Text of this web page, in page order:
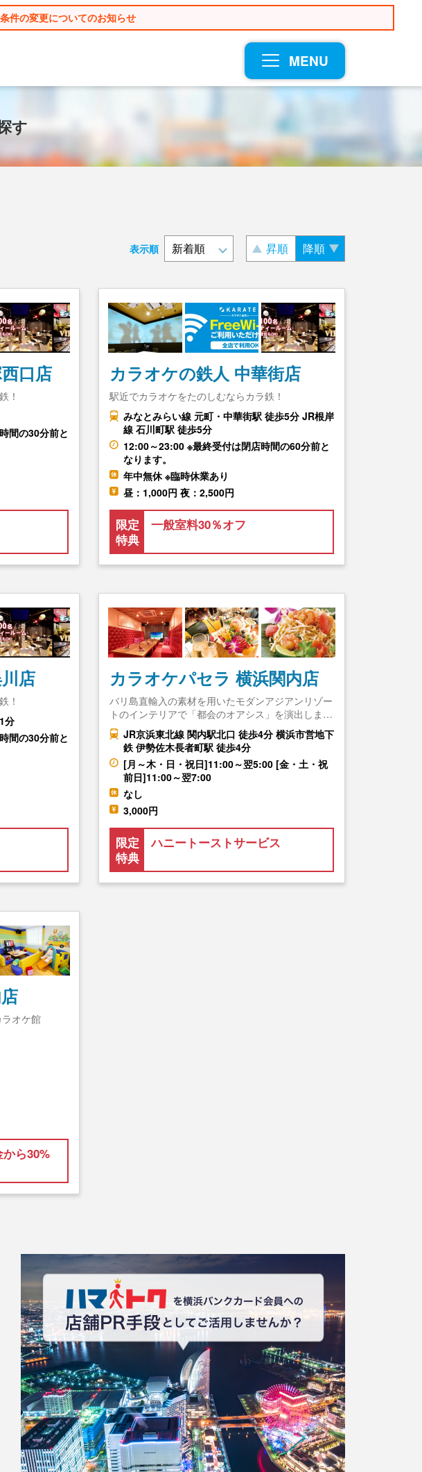
件の変更についてのお知らせ
MENU
す
表示順 昇順 降順
口店
！
間の30分前と
カラオケの鉄人 中華街店
駅近でカラオケをたのしむならカラ鉄！
みなとみらい線 元町・中華街駅 徒歩5分 JR根岸
線 石川町駅 徒歩5分
12:00～23:00 ※最終受付は閉店時間の60分前と
なります。
年中無休 ※臨時休業あり
昼：1,000円 夜：2,500円
限定
特典
一般室料30％オフ
店
！
分
間の30分前と
カラオケパセラ 横浜関内店
バリ島直輸入の素材を用いたモダンアジアンリゾー
トのインテリアで「都会のオアシス」を演出しま…
JR京浜東北線 関内駅北口 徒歩4分 横浜市営地下
鉄 伊勢佐木長者町駅 徒歩4分
[月～木・日・祝日]11:00～翌5:00 [金・土・祝
前日]11:00～翌7:00
なし
3,000円
限定
特典
ハニートーストサービス
オケ館
ら30%